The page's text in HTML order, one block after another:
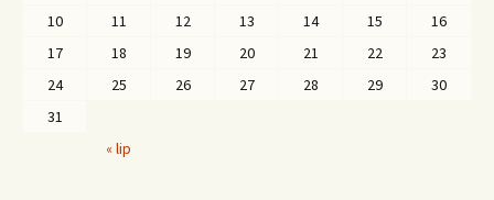
« lip
10
11 12 13 14 15
16
17
18 19 20 21 22
23
24
25 26 27 28 29
30
31